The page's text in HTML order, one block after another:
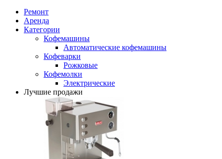
Ремонт
Аренда
Категории
Кофемашины
Автоматические кофемашины
Кофеварки
Рожковые
Кофемолки
Электрические
Лучшие продажи